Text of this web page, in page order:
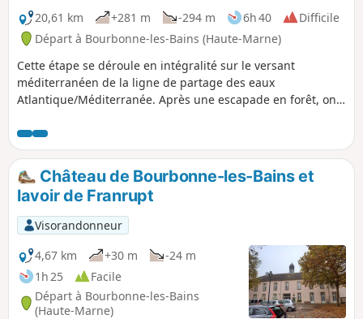
20,61 km
+281 m -294 m 6h 40
Difficile
Départ à Bourbonne-les-Bains (Haute-Marne)
Cette étape se déroule en intégralité sur le versant
méditerranéen de la ligne de partage des eaux
Atlantique/Méditerranée. Après une escapade en forêt, on
premières vignes de notre périple ainsi qu'un marais. On
poursuit la découverte des lavoirs de Haute-Marne pour
terminer par un musée à ciel ouvert.
Château de Bourbonne-les-Bains et
lavoir de Franrupt
Visorandonneur
4,67 km
+30 m
-24 m
1h 25
Facile
Départ à Bourbonne-les-Bains
(Haute-Marne)